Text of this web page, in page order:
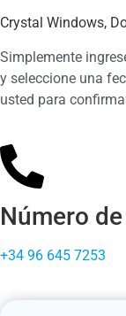
Crystal Windows,
Simplemente
y seleccione una
usted para
Número
+34 96 645 7253